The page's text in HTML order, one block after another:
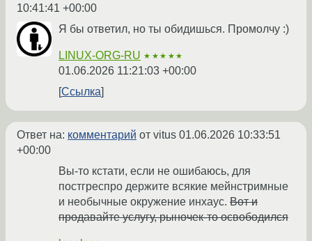
10:41:41 +00:00
Я бы ответил, но ты обидишься. Промолчу :)
LINUX-ORG-RU ★★★★★
01.06.2026 11:21:03 +00:00
Ссылка
Ответ на: комментарий от vitus 01.06.2026 10:33:51
+00:00
Вы-то кстати, если не ошибаюсь, для
постгреспро держите всякие мейнстримные
и необычные окружение инхаус. Вот и
продавайте услугу, рыночек-то освободился